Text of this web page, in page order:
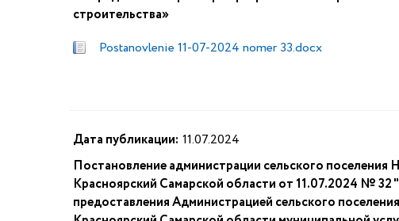
строительства»
Postanovlenie 11-07-2024 nomer 33.docx
Дата публикации: 11.07.2024
Постановление администрации сельского поселения
Красноярский Самарской области от 11.07.2024 №
предоставления Администрацией сельского